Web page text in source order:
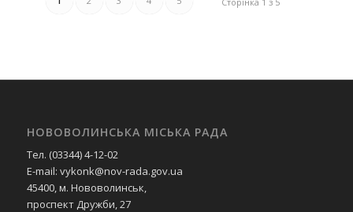
НОВОВОЛИНСЬКА МІСЬКА РАДА
Тел. (03344) 4-12-02
E-mail: vykonk@nov-rada.gov.ua
45400, м. Нововолинськ,
проспект Дружби, 27